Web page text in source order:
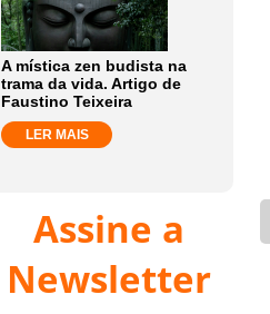
A mística zen budista na
trama da vida. Artigo de
Faustino Teixeira
LER MAIS
Assine a
Newsletter